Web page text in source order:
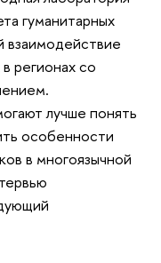
гуманитарных
взаимодействие
регионах со
лучше понять
особенности
в многоязычной